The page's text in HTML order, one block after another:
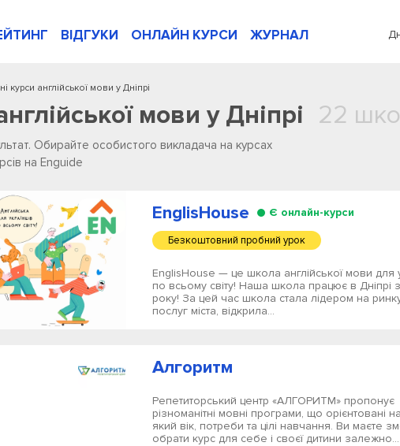
ВІДГУКИ ОНЛАЙН КУРСИ ЖУРНАЛ
курси англійської мови у Дніпрі
мови у Дніпрі 22
Обирайте особистого викладача на курсах
на Enguide
EnglisHouse Є онлайн-курси
Безкоштовний пробний урок
EnglisHouse — це школа англійської мови для
по всьому світу! Наша школа працює в Дніпрі
року! За цей час школа стала лідером на ринку
послуг міста, відкрила...
Алгоритм
Репетиторський центр «АЛГОРИТМ» пропонує
різноманітні мовні програми, що орієнтовані
який вік, потреби та цілі навчання. Ви маєте
обрати курс для себе і своєї дитини залежно...